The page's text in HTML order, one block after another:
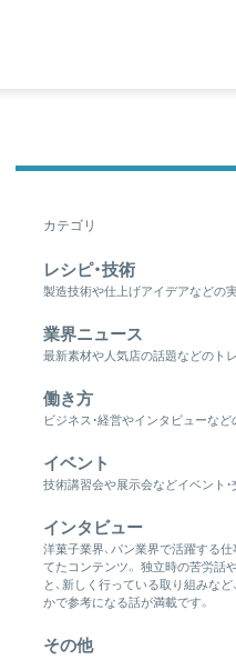
カテゴリ
レシピ・技術
製造技術や仕上げアイデアなどの
業界ニュース
最新素材や人気店の話題などのト
働き方
ビジネス・経営やインタビューな
イベント
技術講習会や展示会などイベント・
インタビュー
洋菓子業界、パン業界で活躍する
てたコンテンツ。 独立時の苦労話
と、新しく行っている取り組みな
かで参考になる話が満載です。
その他